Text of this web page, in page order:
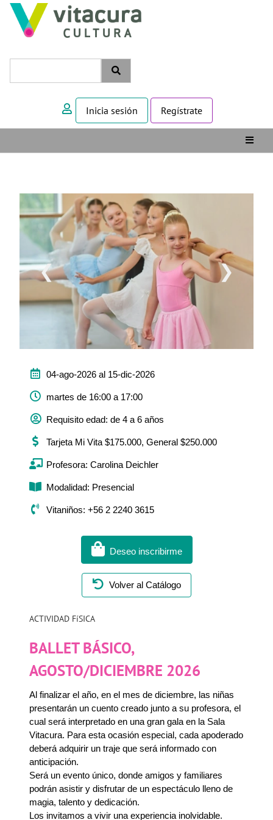
Inicia sesión Regístrate
❮ ❯
04-ago-2026 al 15-dic-2026
martes de 16:00 a 17:00
Requisito edad: de 4 a 6 años
Tarjeta Mi Vita $175.000, General $250.000
Profesora: Carolina Deichler
Modalidad: Presencial
Vitaniños: +56 2 2240 3615
Deseo inscribirme
Volver al Catálogo
ACTIVIDAD FíSICA
BALLET BÁSICO,
AGOSTO/DICIEMBRE 2026
Al finalizar el año, en el mes de diciembre, las niñas
presentarán un cuento creado junto a su profesora, el
cual será interpretado en una gran gala en la Sala
Vitacura. Para esta ocasión especial, cada apoderado
deberá adquirir un traje que será informado con
anticipación.
Será un evento único, donde amigos y familiares
podrán asistir y disfrutar de un espectáculo lleno de
magia, talento y dedicación.
Los invitamos a vivir una experiencia inolvidable.